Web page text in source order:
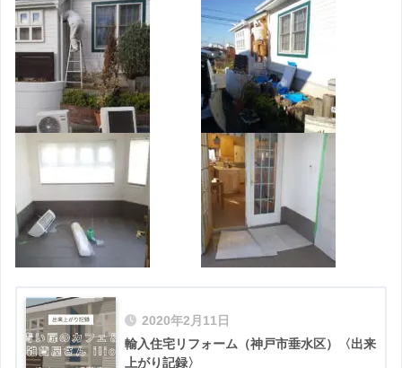
2020年2月11日
輸入住宅リフォーム（神戸市垂水区）〈出来
上がり記録〉